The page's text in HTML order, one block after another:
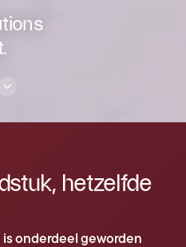
hetzelfde
is onderdeel geworden